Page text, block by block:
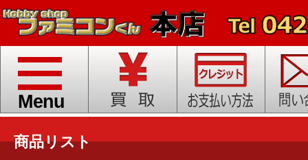
toggle
navigation
Menu
商品リスト